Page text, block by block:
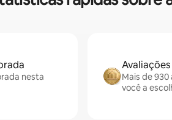
nesta
Mais de
você a